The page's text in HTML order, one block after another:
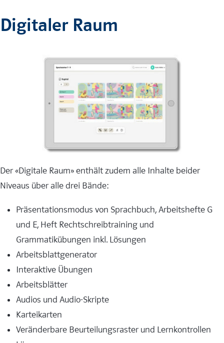
Digitaler Raum
Der «Digitale Raum» enthält zudem alle Inhalte beider
Niveaus über alle drei Bände:
Präsentationsmodus von Sprachbuch, Arbeitshefte G
und E, Heft Rechtschreibtraining und
Grammatikübungen inkl. Lösungen
Arbeitsblattgenerator
Interaktive Übungen
Arbeitsblätter
Audios und Audio-Skripte
Karteikarten
Veränderbare Beurteilungsraster und Lernkontrollen